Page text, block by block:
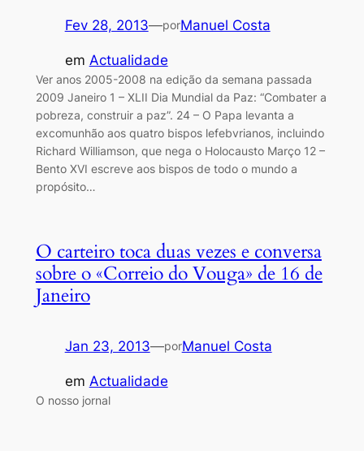
Fev 28, 2013—porManuel Costa
em Actualidade
Ver anos 2005-2008 na edição da semana passada
2009 Janeiro 1 – XLII Dia Mundial da Paz: “Combater a
pobreza, construir a paz”. 24 – O Papa levanta a
excomunhão aos quatro bispos lefebvrianos, incluindo
Richard Williamson, que nega o Holocausto Março 12 –
Bento XVI escreve aos bispos de todo o mundo a
propósito…
O carteiro toca duas vezes e conversa
sobre o «Correio do Vouga» de 16 de
Janeiro
Jan 23, 2013—porManuel Costa
em Actualidade
O nosso jornal